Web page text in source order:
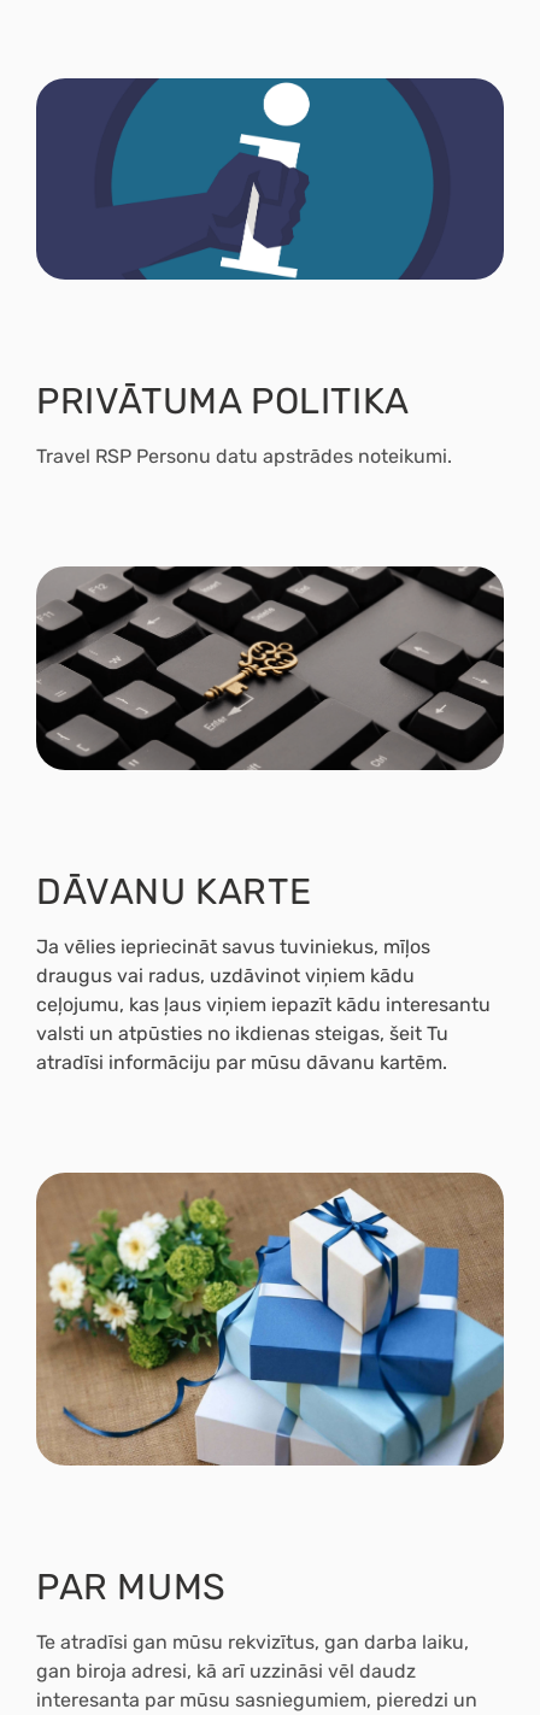
PRIVĀTUMA POLITIKA
Travel RSP Personu datu apstrādes noteikumi.
DĀVANU KARTE
Ja vēlies iepriecināt savus tuviniekus, mīļos
draugus vai radus, uzdāvinot viņiem kādu
ceļojumu, kas ļaus viņiem iepazīt kādu interesantu
valsti un atpūsties no ikdienas steigas, šeit Tu
atradīsi informāciju par mūsu dāvanu kartēm.
PAR MUMS
Te atradīsi gan mūsu rekvizītus, gan darba laiku,
gan biroja adresi, kā arī uzzināsi vēl daudz
interesanta par mūsu sasniegumiem, pieredzi un